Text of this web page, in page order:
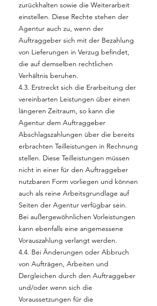
zurückhalten sowie die Weiterarbeit
einstellen. Diese Rechte stehen der
Agentur auch zu, wenn der
Auftraggeber sich mit der Bezahlung
von Lieferungen in Verzug befindet,
die auf demselben rechtlichen
Verhältnis beruhen.
4.3. Erstreckt sich die Erarbeitung der
vereinbarten Leistungen über einen
längeren Zeitraum, so kann die
Agentur dem Auftraggeber
Abschlagszahlungen über die bereits
erbrachten Teilleistungen in Rechnung
stellen. Diese Teilleistungen müssen
nicht in einer für den Auftraggeber
nutzbaren Form vorliegen und können
auch als reine Arbeitsgrundlage auf
Seiten der Agentur verfügbar sein.
Bei außergewöhnlichen Vorleistungen
kann ebenfalls eine angemessene
Vorauszahlung verlangt werden.
4.4. Bei Änderungen oder Abbruch
von Aufträgen, Arbeiten und
Dergleichen durch den Auftraggeber
und/oder wenn sich die
Voraussetzungen für die